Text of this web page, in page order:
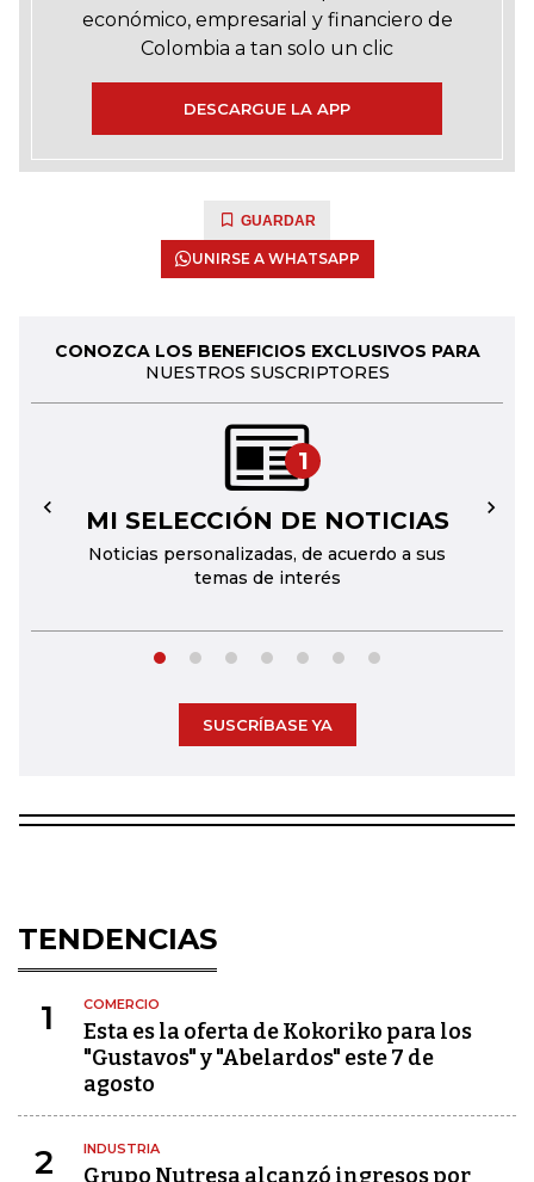
económico, empresarial y financiero de
Colombia a tan solo un clic
DESCARGUE LA APP
GUARDAR
UNIRSE A WHATSAPP
CONOZCA LOS BENEFICIOS EXCLUSIVOS PARA
NUESTROS SUSCRIPTORES
1
MI SELECCIÓN DE NOTICIAS
Noticias personalizadas, de acuerdo a sus
temas de interés
← →
SUSCRÍBASE YA
TENDENCIAS
1 COMERCIO
Esta es la oferta de Kokoriko para los
"Gustavos" y "Abelardos" este 7 de
agosto
2 INDUSTRIA
Grupo Nutresa alcanzó ingresos por